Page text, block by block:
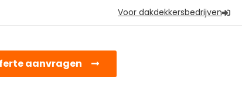
Voor dakdekkersbedrijven
aanvragen